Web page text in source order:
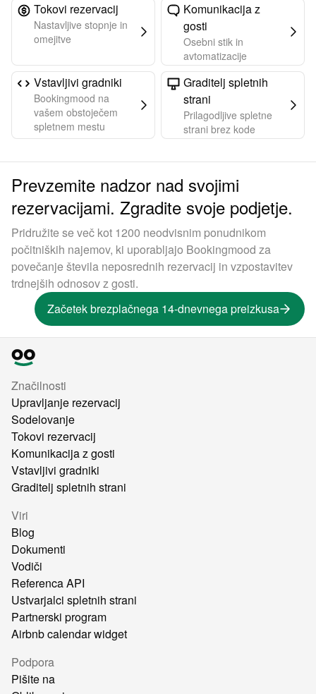
Tokovi rezervacij
Nastavljive stopnje in
omejitve
Komunikacija z
gosti
Osebni stik in
avtomatizacije
Vstavljivi gradniki
Bookingmood na
vašem obstoječem
spletnem mestu
Graditelj spletnih
strani
Prilagodljive spletne
strani brez kode
Prevzemite nadzor nad svojimi
rezervacijami. Zgradite svoje podjetje.
Pridružite se več kot 1200 neodvisnim ponudnikom
počitniških najemov, ki uporabljajo Bookingmood za
povečanje števila neposrednih rezervacij in vzpostavitev
trdnejših odnosov z gosti.
Začetek brezplačnega 14-dnevnega preizkusa
Značilnosti
Upravljanje rezervacij
Sodelovanje
Tokovi rezervacij
Komunikacija z gosti
Vstavljivi gradniki
Graditelj spletnih strani
Viri
Blog
Dokumenti
Vodiči
Referenca API
Ustvarjalci spletnih strani
Partnerski program
Airbnb calendar widget
Podpora
Pišite na